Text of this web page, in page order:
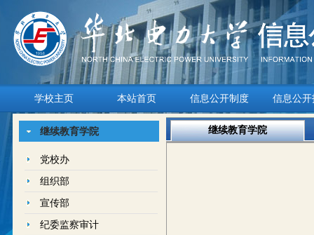
学校主页 本站首页 信息公开制度 信息公开
继续教育学院
党校办
组织部
宣传部
纪委监察审计
继续教育学院